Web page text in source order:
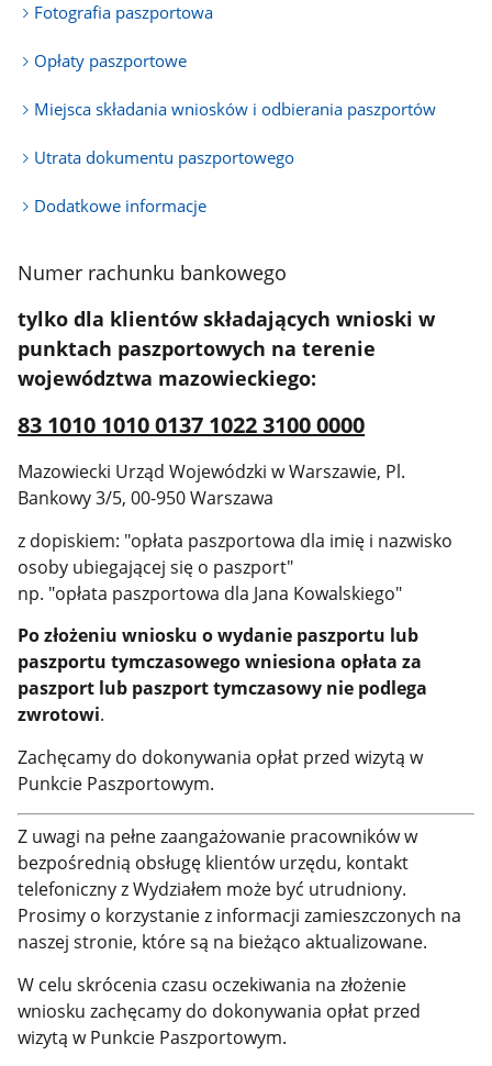
Fotografia paszportowa
Opłaty paszportowe
Miejsca składania wniosków i odbierania paszportów
Utrata dokumentu paszportowego
Dodatkowe informacje
Numer rachunku bankowego
tylko dla klientów składających wnioski w
punktach paszportowych na terenie
województwa mazowieckiego:
83 1010 1010 0137 1022 3100 0000
Mazowiecki Urząd Wojewódzki w Warszawie, Pl.
Bankowy 3/5, 00-950 Warszawa
z dopiskiem: "opłata paszportowa dla imię i nazwisko
osoby ubiegającej się o paszport"
np. "opłata paszportowa dla Jana Kowalskiego"
Po złożeniu wniosku o wydanie paszportu lub
paszportu tymczasowego wniesiona opłata za
paszport lub paszport tymczasowy nie podlega
zwrotowi.
Zachęcamy do dokonywania opłat przed wizytą w
Punkcie Paszportowym.
Z uwagi na pełne zaangażowanie pracowników w
bezpośrednią obsługę klientów urzędu, kontakt
telefoniczny z Wydziałem może być utrudniony.
Prosimy o korzystanie z informacji zamieszczonych na
naszej stronie, które są na bieżąco aktualizowane.
W celu skrócenia czasu oczekiwania na złożenie
wniosku zachęcamy do dokonywania opłat przed
wizytą w Punkcie Paszportowym.